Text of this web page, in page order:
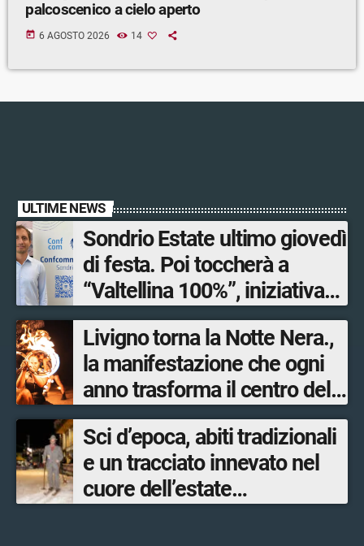
palcoscenico a cielo aperto
today 6 AGOSTO 2026 14
ULTIME NEWS
Sondrio Estate ultimo giovedì
di festa. Poi toccherà a
“Valtellina 100%”, iniziativa
ideata e organizzata
dall’Associazione
mandamentale di
Confcommercio Sondrio in
collaborazione con Sondrio
Shopping.
Livigno torna la Notte Nera.,
la manifestazione che ogni
anno trasforma il centro del
paese in un palcoscenico a
cielo aperto
Sci d’epoca, abiti tradizionali
e un tracciato innevato nel
cuore dell’estate